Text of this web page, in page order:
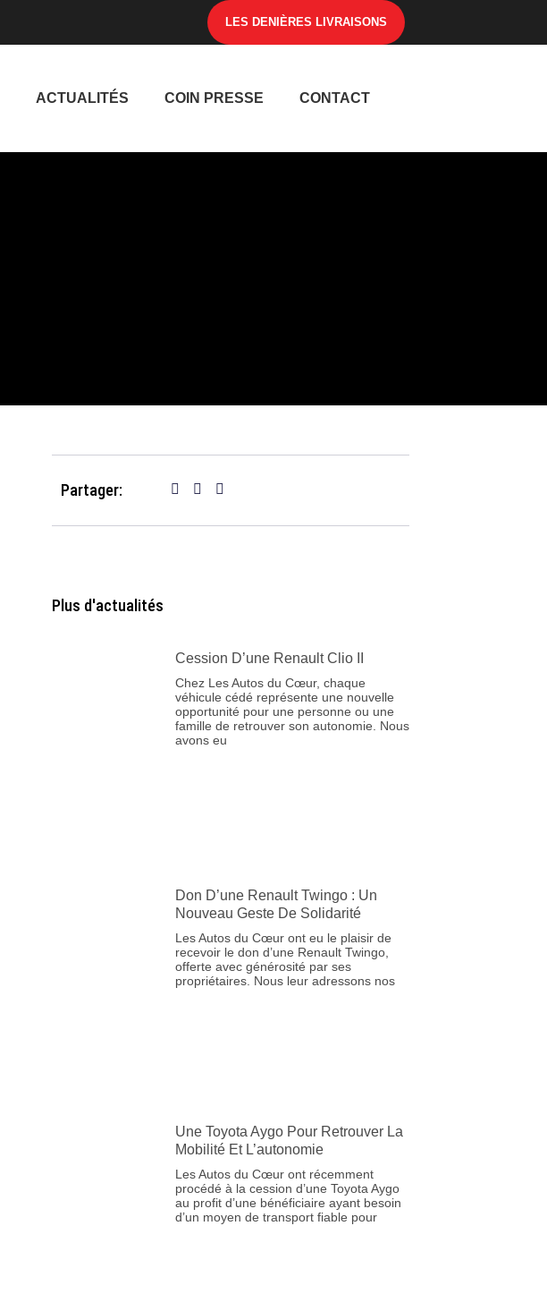
LES DENIÈRES LIVRAISONS
ACTUALITÉS COIN PRESSE CONTACT
Partager:
Plus d'actualités
Cession D’une Renault Clio II
Chez Les Autos du Cœur, chaque
véhicule cédé représente une nouvelle
opportunité pour une personne ou une
famille de retrouver son autonomie. Nous
avons eu
Don D’une Renault Twingo : Un
Nouveau Geste De Solidarité
Les Autos du Cœur ont eu le plaisir de
recevoir le don d’une Renault Twingo,
offerte avec générosité par ses
propriétaires. Nous leur adressons nos
Une Toyota Aygo Pour Retrouver La
Mobilité Et L’autonomie
Les Autos du Cœur ont récemment
procédé à la cession d’une Toyota Aygo
au profit d’une bénéficiaire ayant besoin
d’un moyen de transport fiable pour